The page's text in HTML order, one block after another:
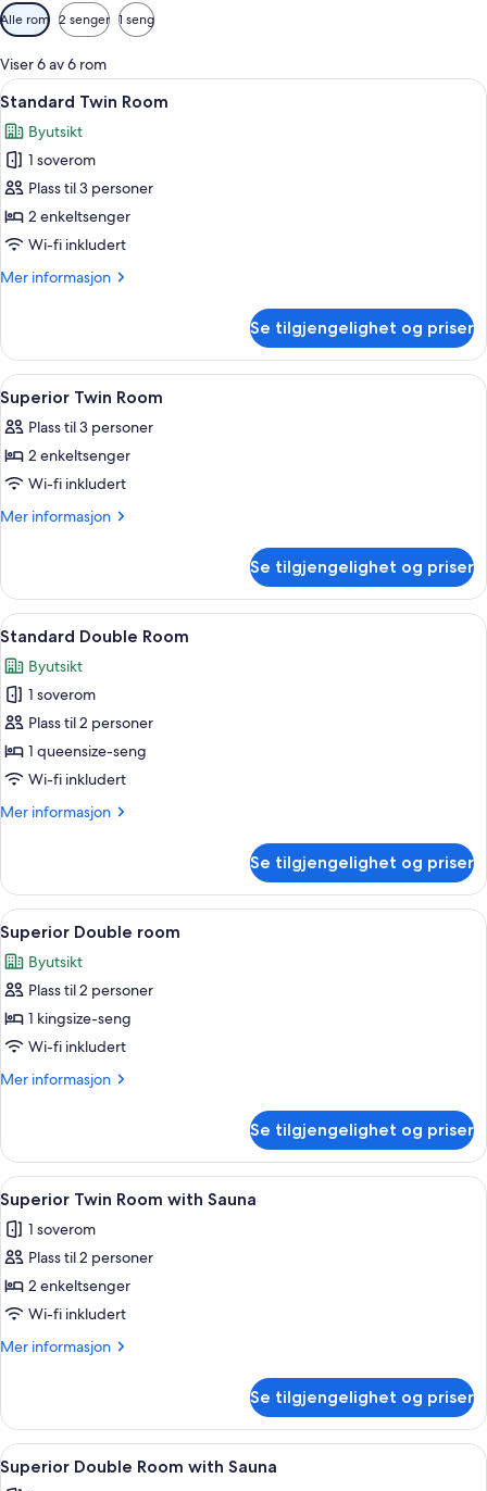
Tilgjengelige
filtre
for
rom
Alle rom 2 senger 1 seng
Viser 6 av 6 rom
Åpne
alle
bildene
av
Standard
Twin
Room
Standard Twin Room | Sengetøy av
3
Standard Twin Room
Byutsikt
1 soverom
Plass til 3 personer
2 enkeltsenger
Wi-fi inkludert
Mer informasjon
Mer
Twin
Room
Se tilgjengelighet og priser
Åpne
alle
bildene
av
Superior
Twin
Superior Twin Room | Sengetøy av
6
Superior Twin Room
Plass til 3 personer
2 enkeltsenger
Wi-fi inkludert
Mer informasjon
Mer
Twin
Room
Se tilgjengelighet og priser
Åpne
alle
bildene
av
Standard
Double
Room
Standard Double Room | Sengetøy
3
Standard Double Room
Byutsikt
1 soverom
Plass til 2 personer
1 queensize-seng
Wi-fi inkludert
Mer informasjon
Mer
Double
Room
Se tilgjengelighet og priser
Åpne
alle
bildene
av
Superior
Double
room
Superior Double room | Sengetøy
6
Superior Double room
Byutsikt
Plass til 2 personer
1 kingsize-seng
Wi-fi inkludert
Mer informasjon
Mer
Double
room
Se tilgjengelighet og priser
Åpne
alle
bildene
av
Superior
Twin
Room
Superior Twin Room with Sauna |
5
Superior Twin Room with Sauna
1 soverom
Plass til 2 personer
2 enkeltsenger
Wi-fi inkludert
Mer informasjon
Mer
Twin
Room
with
Sauna
Se tilgjengelighet og priser
Åpne
alle
Superior Double Room with Sauna |
6
Superior Double Room with Sauna